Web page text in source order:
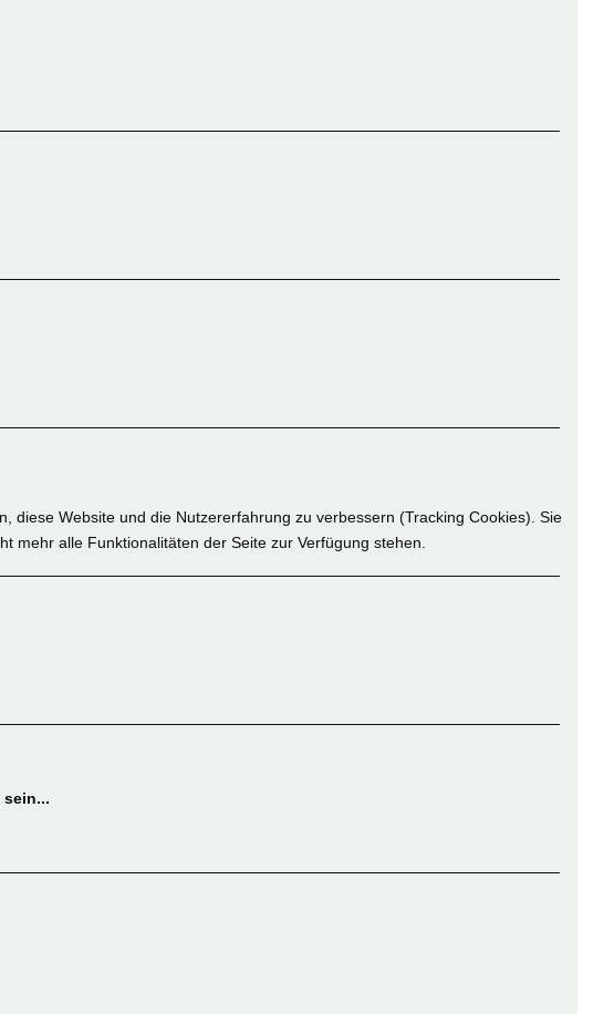
diese Website und die Nutzererfahrung zu verbessern (Tracking Cookies). Sie
mehr alle Funktionalitäten der Seite zur Verfügung stehen.